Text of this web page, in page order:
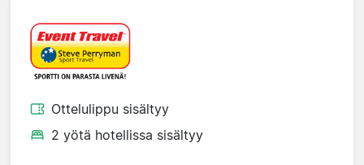
Ottelulippu sisältyy
2 yötä hotellissa sisältyy